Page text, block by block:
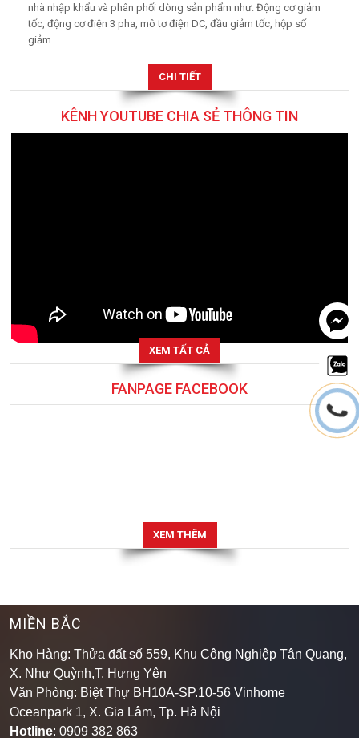
nhà nhập khẩu và phân phối dòng sản phẩm như: Động cơ giảm
tốc, động cơ điện 3 pha, mô tơ điện DC, đầu giảm tốc, hộp số
giảm...
CHI TIẾT
KÊNH YOUTUBE CHIA SẺ THÔNG TIN
XEM TẤT CẢ
FANPAGE FACEBOOK
XEM THÊM
MIỀN BẮC
Kho Hàng: Thửa đất số 559, Khu Công Nghiệp Tân Quang,
X. Như Quỳnh,T. Hưng Yên
Văn Phòng: Biệt Thự BH10A-SP.10-56 Vinhome
Oceanpark 1, X. Gia Lâm, Tp. Hà Nội
Hotline: 0909 382 863